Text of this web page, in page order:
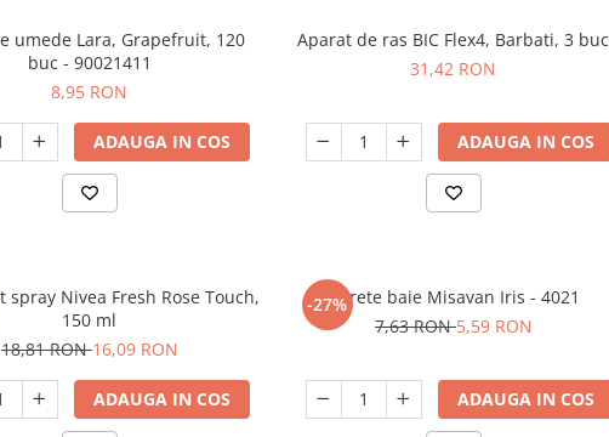
umede Lara, Grapefruit, 120
buc - 90021411
8,95 RON
ADAUGA IN COS
Aparat de ras BIC Flex4, Barbati, 3 buc
31,42 RON
ADAUGA IN COS
spray Nivea Fresh Rose Touch,
150 ml
18,81 RON16,09 RON
ADAUGA IN COS
-27%Burete baie Misavan Iris - 4021
7,63 RON5,59 RON
ADAUGA IN COS